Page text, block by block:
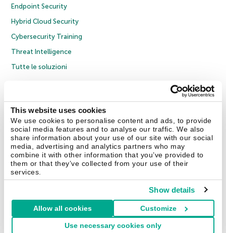
This website uses cookies
We use cookies to personalise content and ads, to provide
social media features and to analyse our traffic. We also
share information about your use of our site with our social
media, advertising and analytics partners who may
combine it with other information that you’ve provided to
them or that they’ve collected from your use of their
services.
Show details
Allow all cookies Customize
Use necessary cookies only
Endpoint Security
Hybrid Cloud Security
Cybersecurity Training
Threat Intelligence
Tutte le soluzioni
Informativa sulla privacy
Policy anticorruzione
Contratto di licenza B2C
Cookies
Contatti Chi siamo Partner Blog Centro risorse Comunicati stampa
Securelist Eugene Personal Blog Encyclopedia
Italia & Svizzera